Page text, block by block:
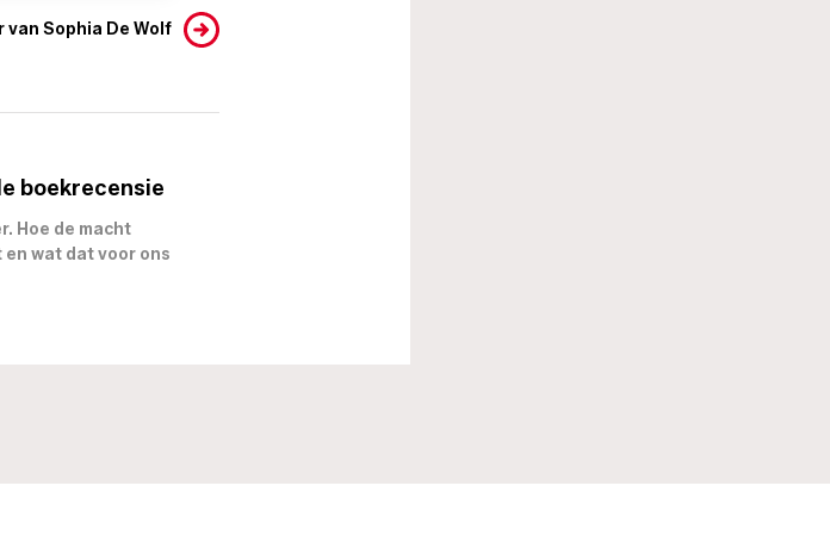
van Sophia De Wolf
boekrecensie
Hoe de macht
wat dat voor ons